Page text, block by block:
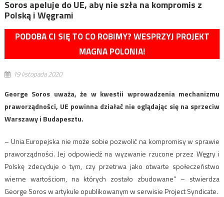
Soros apeluje do UE, aby nie szła na kompromis z
Polską i Węgrami
PODOBA CI SIĘ TO CO ROBIMY? WESPRZYJ PROJEKT
MAGNA POLONIA!
19 listopada 2020
George Soros uważa, że w kwestii wprowadzenia mechanizmu
praworządności, UE powinna działać nie oglądając się na sprzeciw
Warszawy i Budapesztu.
– Unia Europejska nie może sobie pozwolić na kompromisy w sprawie
praworządności. Jej odpowiedź na wyzwanie rzucone przez Węgry i
Polskę zdecyduje o tym, czy przetrwa jako otwarte społeczeństwo
wierne wartościom, na których zostało zbudowane” – stwierdza
George Soros w artykule opublikowanym w serwisie Project Syndicate.